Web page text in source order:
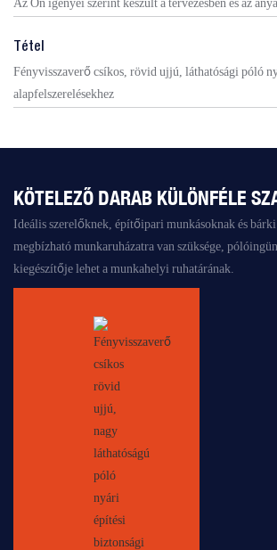
Tétel
Fényvisszaverő csíkos, rövid ujjú, láthatósági póló
alapfelszerelésekhez
KÖTELEZŐ DARAB KÜLÖNFÉLE
Ideális szerelőknek, építőipari munkásoknak és
megbízható munkaruházatra van szüksége,
kiegészítője lehet a munkahelyi ruhatárának.